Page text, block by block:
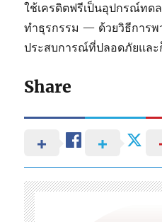
ใช้เครดิตฟรีเป็นอุปกรณ์ทด
ทำธุรกรรม — ด้วยวิธีการ
ประสบการณ์ที่ปลอดภัยและ
Share